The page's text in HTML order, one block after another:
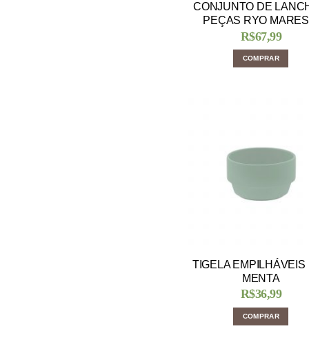
CONJUNTO DE
PEÇAS RYO
R$67,99
COMPRAR
TIGELA EMPILHÁVEIS
MENTA
R$36,99
COMPRAR